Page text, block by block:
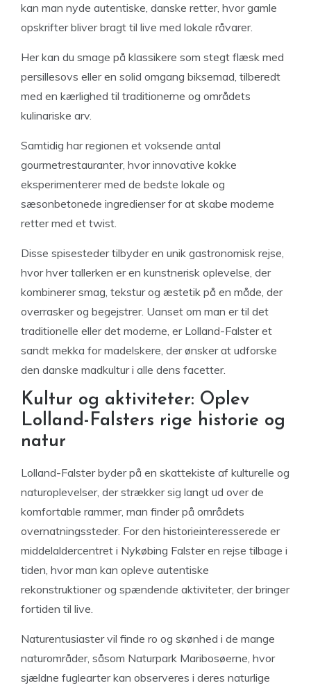
kan man nyde autentiske, danske retter, hvor gamle
opskrifter bliver bragt til live med lokale råvarer.
Her kan du smage på klassikere som stegt flæsk med
persillesovs eller en solid omgang biksemad, tilberedt
med en kærlighed til traditionerne og områdets
kulinariske arv.
Samtidig har regionen et voksende antal
gourmetrestauranter, hvor innovative kokke
eksperimenterer med de bedste lokale og
sæsonbetonede ingredienser for at skabe moderne
retter med et twist.
Disse spisesteder tilbyder en unik gastronomisk rejse,
hvor hver tallerken er en kunstnerisk oplevelse, der
kombinerer smag, tekstur og æstetik på en måde, der
overrasker og begejstrer. Uanset om man er til det
traditionelle eller det moderne, er Lolland-Falster et
sandt mekka for madelskere, der ønsker at udforske
den danske madkultur i alle dens facetter.
Kultur og aktiviteter: Oplev
Lolland-Falsters rige historie og
natur
Lolland-Falster byder på en skattekiste af kulturelle og
naturoplevelser, der strækker sig langt ud over de
komfortable rammer, man finder på områdets
overnatningssteder. For den historieinteresserede er
middelaldercentret i Nykøbing Falster en rejse tilbage i
tiden, hvor man kan opleve autentiske
rekonstruktioner og spændende aktiviteter, der bringer
fortiden til live.
Naturentusiaster vil finde ro og skønhed i de mange
naturområder, såsom Naturpark Maribosøerne, hvor
sjældne fuglearter kan observeres i deres naturlige